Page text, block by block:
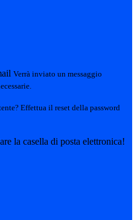
Verrà inviato un messaggio
Effettua il reset della password
la casella di posta elettronica!